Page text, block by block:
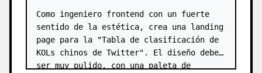
Como ingeniero frontend con un fuerte
sentido de la estética, crea una landing
page para la "Tabla de clasificación de
KOLs chinos de Twitter". El diseño debe
ser muy pulido, con una paleta de